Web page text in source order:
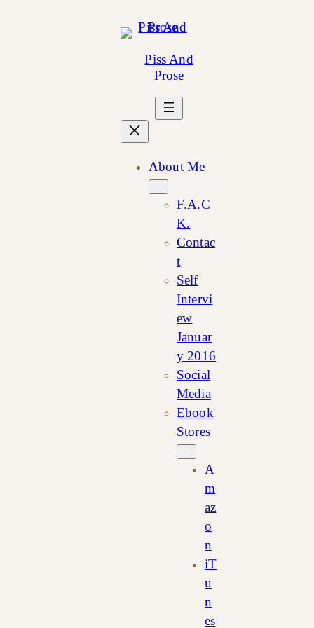
Piss And
Prose
About Me
F.A.C
K.
Contac
t
Self
Intervi
ew
Januar
y 2016
Social
Media
Ebook
Stores
A
m
az
o
n
iT
u
n
es